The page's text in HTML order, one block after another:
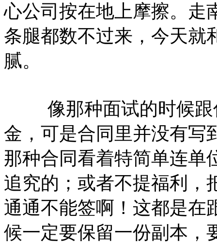
心公司按在地上摩擦。走
条腿都数不过来，今天就
腻。
像那种面试的时候跟
金，可是合同里并没有写
那种合同看着特简单连单
追究的；或者不提福利，
通通不能签啊！这都是在
候一定要保留一份副本，